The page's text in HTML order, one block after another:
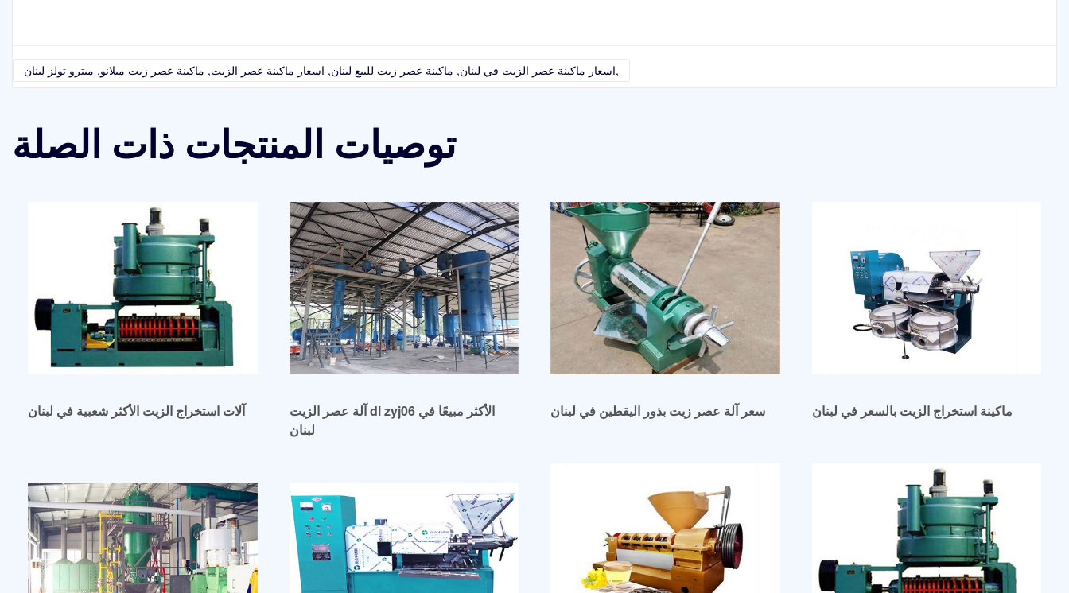
اسعار ماكينة عصر الزيت في لبنان, ماكينة عصر زيت للبيع لبنان, اسعار ماكينة عصر الزيت, ماكينة عصر زيت ميلانو, ميترو تولز لبنان,
توصيات المنتجات ذات الصلة
آلات استخراج الزيت الأكثر شعبية في لبنان
آلة عصر الزيت dl zyj06 الأكثر مبيعًا في
لبنان
سعر آلة عصر زيت بذور اليقطين في لبنان ماكينة استخراج الزيت بالسعر في لبنان